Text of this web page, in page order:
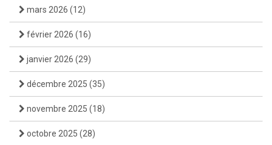
mars 2026 (12)
février 2026 (16)
janvier 2026 (29)
décembre 2025 (35)
novembre 2025 (18)
octobre 2025 (28)